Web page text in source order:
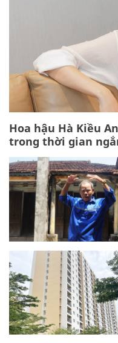
Hoa hậu Hà Kiều
trong thời gian